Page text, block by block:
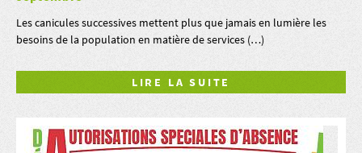
Les canicules successives mettent plus que jamais en lumière les
besoins de la population en matière de services (…)
LIRE LA SUITE